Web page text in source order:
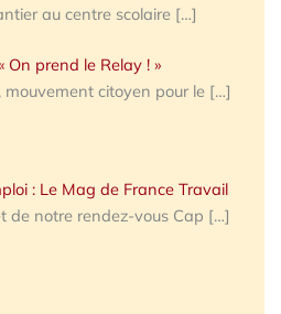
au centre scolaire […]
On prend le Relay ! »
citoyen pour le […]
: Le Mag de France Travail
de notre rendez-vous Cap […]